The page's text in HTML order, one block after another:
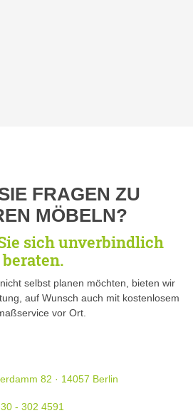
FRAGEN ZU
MÖBELN?
sich unverbindlich
beraten.
selbst planen möchten, bieten wir
auf Wunsch auch mit kostenlosem
vor Ort.
82 · 14057 Berlin
- 302 4591